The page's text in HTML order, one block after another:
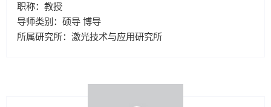
职称：教授
导师类别：硕导 博导
所属研究所：激光技术与应用研究所